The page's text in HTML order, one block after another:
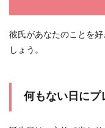
彼氏があなたのことを
しょう。
何もない日にプ